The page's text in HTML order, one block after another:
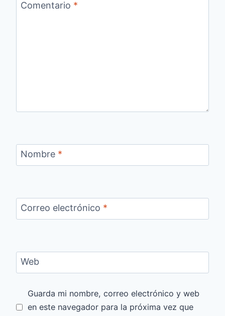
Comentario *
Nombre *
Correo electrónico *
Web
Guarda mi nombre, correo electrónico y web
en este navegador para la próxima vez que